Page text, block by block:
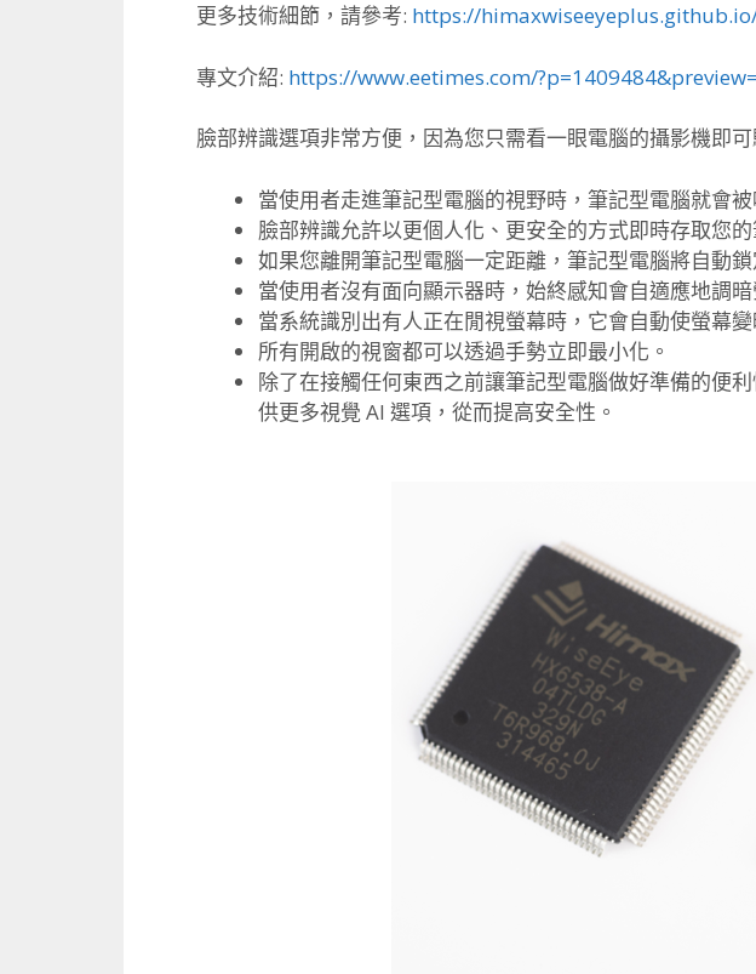
更多技術細節，請參考: https://
專文介紹: https://www.eetimes.com/
臉部辨識選項非常方便， 因為您只需看一眼電腦的攝影機即
當使用者走進筆記型電腦的視野時，筆記型電腦就會被
臉部辨識允許以更個人化、更安全的方式即時存取您的
如果您離開筆記型電腦一定距離，筆記型電腦將自動鎖
當使用者沒有面向顯示器時，始終感知會自適應地調暗
當系統識別出有人正在閒視螢幕時， 它會自動使螢幕
所有開啟的視窗都可以透過手勢立即最小化。
除了在接觸任何東西之前讓筆記型電腦做好準備的便利
供更多視覺 AI 選項，從而提高安全性。